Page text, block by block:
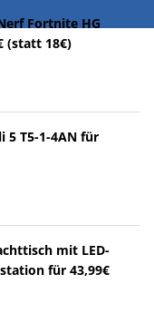
Fortnite HG
(statt 18€)
5 T5-1-4AN für
mit LED-
für 43,99€